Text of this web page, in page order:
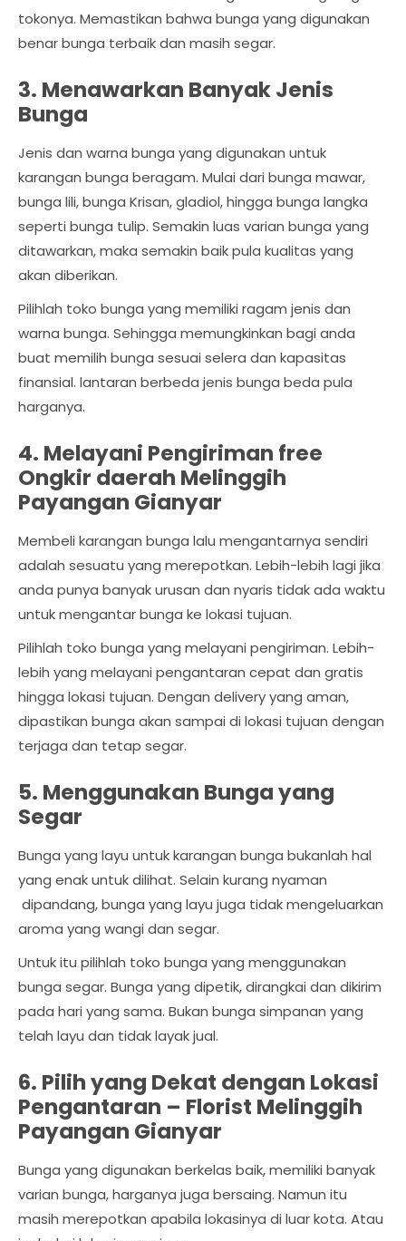
tokonya. Memastikan bahwa bunga yang digunakan
benar bunga terbaik dan masih segar.
3. Menawarkan Banyak Jenis
Bunga
Jenis dan warna bunga yang digunakan untuk
karangan bunga beragam. Mulai dari bunga mawar,
bunga lili, bunga Krisan, gladiol, hingga bunga langka
seperti bunga tulip. Semakin luas varian bunga yang
ditawarkan, maka semakin baik pula kualitas yang
akan diberikan.
Pilihlah toko bunga yang memiliki ragam jenis dan
warna bunga. Sehingga memungkinkan bagi anda
buat memilih bunga sesuai selera dan kapasitas
finansial. lantaran berbeda jenis bunga beda pula
harganya.
4. Melayani Pengiriman free
Ongkir daerah Melinggih
Payangan Gianyar
Membeli karangan bunga lalu mengantarnya sendiri
adalah sesuatu yang merepotkan. Lebih-lebih lagi jika
anda punya banyak urusan dan nyaris tidak ada waktu
untuk mengantar bunga ke lokasi tujuan.
Pilihlah toko bunga yang melayani pengiriman. Lebih-
lebih yang melayani pengantaran cepat dan gratis
hingga lokasi tujuan. Dengan delivery yang aman,
dipastikan bunga akan sampai di lokasi tujuan dengan
terjaga dan tetap segar.
5. Menggunakan Bunga yang
Segar
Bunga yang layu untuk karangan bunga bukanlah hal
yang enak untuk dilihat. Selain kurang nyaman
dipandang, bunga yang layu juga tidak mengeluarkan
aroma yang wangi dan segar.
Untuk itu pilihlah toko bunga yang menggunakan
bunga segar. Bunga yang dipetik, dirangkai dan dikirim
pada hari yang sama. Bukan bunga simpanan yang
telah layu dan tidak layak jual.
6. Pilih yang Dekat dengan Lokasi
Pengantaran – Florist Melinggih
Payangan Gianyar
Bunga yang digunakan berkelas baik, memiliki banyak
varian bunga, harganya juga bersaing. Namun itu
masih merepotkan apabila lokasinya di luar kota. Atau